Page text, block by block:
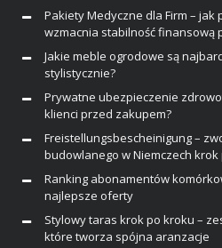
Pakiety Medyczne dla Firm –
wzmacnia stabilność finansową
Jakie meble ogrodowe są
stylistycznie?
Prywatne ubezpieczenie
klienci przed zakupem?
Freistellungsbescheinigung –
budowlanego w Niemczech krok
Ranking abonamentów
najlepsze oferty
Stylowy taras krok po kroku –
które tworza spójna aranzacje